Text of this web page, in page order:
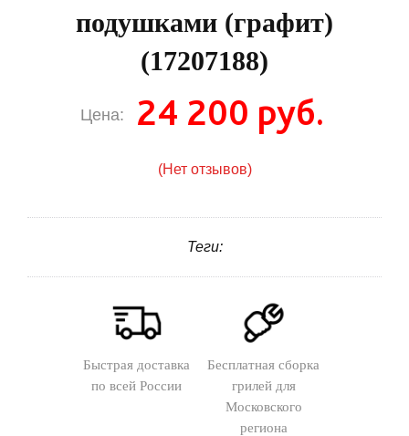
подушками (графит)
(17207188)
Цена: 24 200 руб.
(Нет отзывов)
Теги:
Быстрая доставка
по всей России
Бесплатная сборка
грилей для
Московского
региона